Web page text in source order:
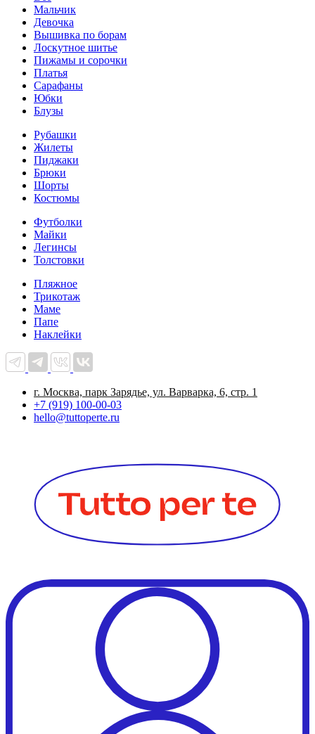
Мальчик
Девочка
Вышивка по борам
Лоскутное шитье
Пижамы и сорочки
Платья
Сарафаны
Юбки
Блузы
Рубашки
Жилеты
Пиджаки
Брюки
Шорты
Костюмы
Футболки
Майки
Легинсы
Толстовки
Пляжное
Трикотаж
Маме
Папе
Наклейки
г. Москва, парк Зарядье, ул. Варварка, 6, стр. 1
+7 (919) 100-00-03
hello@tuttoperte.ru